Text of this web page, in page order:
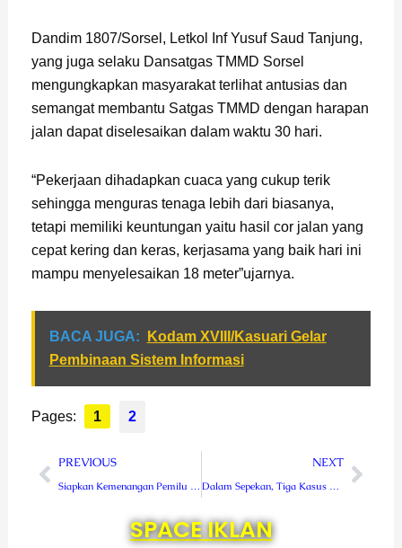
Dandim 1807/Sorsel, Letkol Inf Yusuf Saud Tanjung,
yang juga selaku Dansatgas TMMD Sorsel
mengungkapkan masyarakat terlihat antusias dan
semangat membantu Satgas TMMD dengan harapan
jalan dapat diselesaikan dalam waktu 30 hari.
“Pekerjaan dihadapkan cuaca yang cukup terik
sehingga menguras tenaga lebih dari biasanya,
tetapi memiliki keuntungan yaitu hasil cor jalan yang
cepat kering dan keras, kerjasama yang baik hari ini
mampu menyelesaikan 18 meter”ujarnya.
BACA JUGA:
Kodam XVIII/Kasuari Gelar
Pembinaan Sistem Informasi
Pages: 1 2
Prev
PREVIOUS NEXTNext
SPACE IKLAN